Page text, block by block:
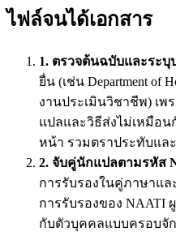
ไฟล์จนได้เอกสาร
1. ตรวจต้นฉบับและระบุ
ยื่น (เช่น Department of
งานประเมินวิชาชีพ) เ
แปลและวิธีส่งไม่เหมือ
หน้า รวมตราประทับแล
2. จับคู่นักแปลตามรหัส
การรับรองในคู่ภาษาแล
การรับรองของ NAATI
กับตัวบุคคลแบบครอบจั